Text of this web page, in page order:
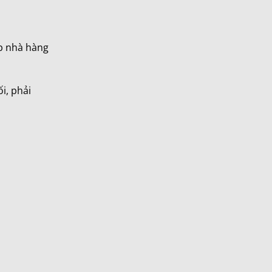
nhà hàng
phải